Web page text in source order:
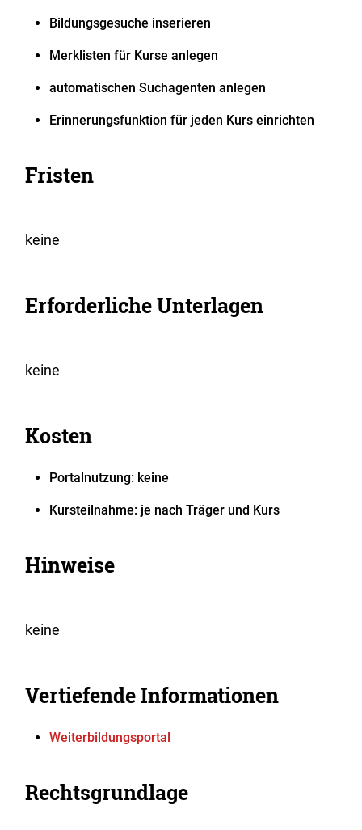
Bildungsgesuche inserieren
Merklisten für Kurse anlegen
automatischen Suchagenten anlegen
Erinnerungsfunktion für jeden Kurs einrichten
Fristen
keine
Erforderliche Unterlagen
keine
Kosten
Portalnutzung: keine
Kursteilnahme: je nach Träger und Kurs
Hinweise
keine
Vertiefende Informationen
Weiterbildungsportal
Rechtsgrundlage